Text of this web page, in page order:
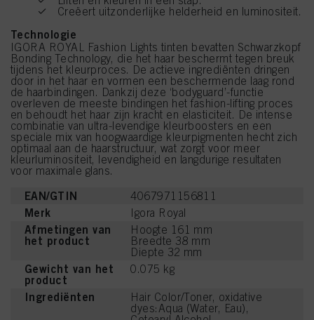
Creëert uitzonderlijke helderheid en luminositeit.
Technologie
IGORA ROYAL Fashion Lights tinten bevatten Schwarzkopf
Bonding Technology, die het haar beschermt tegen breuk
tijdens het kleurproces. De actieve ingrediënten dringen
door in het haar en vormen een beschermende laag rond
de haarbindingen. Dankzij deze ‘bodyguard’-functie
overleven de meeste bindingen het fashion-lifting proces
en behoudt het haar zijn kracht en elasticiteit. De intense
combinatie van ultra-levendige kleurboosters en een
speciale mix van hoogwaardige kleurpigmenten hecht zich
optimaal aan de haarstructuur, wat zorgt voor meer
kleurluminositeit, levendigheid en langdurige resultaten
voor maximale glans.
EAN/GTIN 4067971156811
Merk Igora Royal
Afmetingen van
het product
Hoogte 161 mm
Breedte 38 mm
Diepte 32 mm
Gewicht van het
product
0.075 kg
Ingrediënten
Hair Color/Toner, oxidative
dyes:Aqua (Water, Eau),